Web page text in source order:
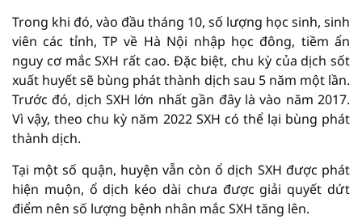
Trong khi đó, vào đầu tháng 10, số lượng học sinh, sinh
viên các tỉnh, TP về Hà Nội nhập học đông, tiềm ẩn
nguy cơ mắc SXH rất cao. Đặc biệt, chu kỳ của dịch sốt
xuất huyết sẽ bùng phát thành dịch sau 5 năm một lần.
Trước đó, dịch SXH lớn nhất gần đây là vào năm 2017.
Vì vậy, theo chu kỳ năm 2022 SXH có thể lại bùng phát
thành dịch.
Tại một số quận, huyện vẫn còn ổ dịch SXH được phát
hiện muộn, ổ dịch kéo dài chưa được giải quyết dứt
điểm nên số lượng bệnh nhân mắc SXH tăng lên.